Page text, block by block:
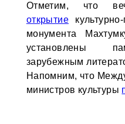
Отметим, что
открытие
монумента
установлены
зарубежным
Напомним, что
министров культуры